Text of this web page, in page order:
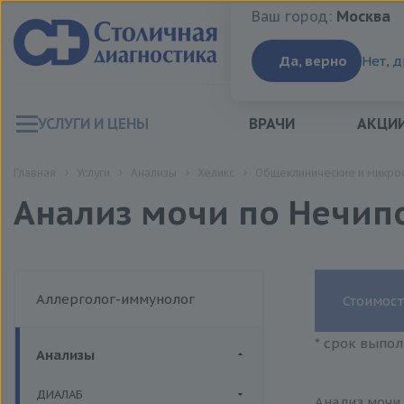
Ваш город:Москва
Ваш город: Москва
Да, верно Нет,
УСЛУГИ И ЦЕНЫ ВРАЧИ
Анализ мочи по
Аллерголог-иммунолог
Анализы
ДИАЛАБ
* срок